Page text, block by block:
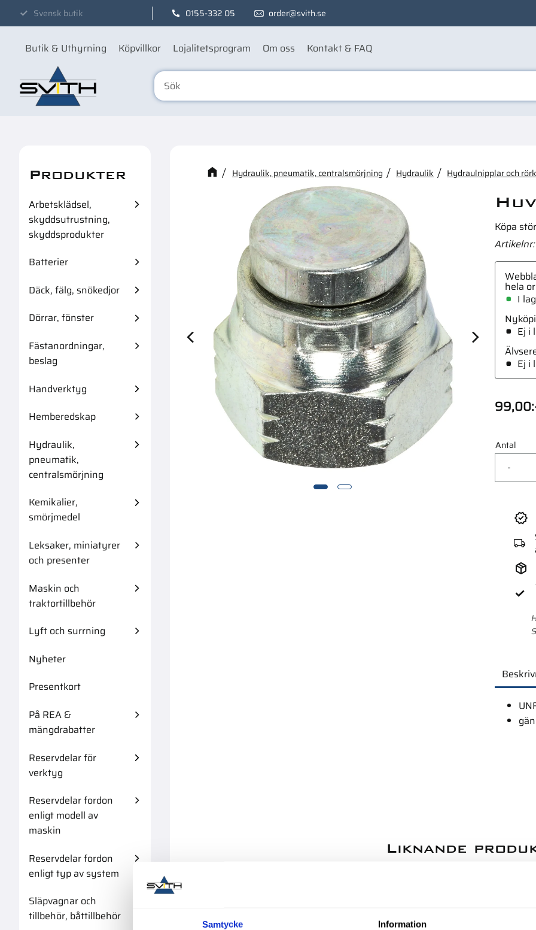
Samtycke Information
Svensk butik 0155-332 05 order@svith.se
Butik & Uthyrning Köpvillkor Lojalitetsprogram Om oss Kontakt & FAQ
Kanske någon av dessa produkter
Adapter Bsp 3/4-3/8 Utv
Hydraulik, pneumatik, centralsmörjning Hydraulik Hydraulnipplar och
Köpa
Artikelnr
99,00
Antal
-
hela
I
Ej i
Ej i
Liknande
Produkter
Arbetsklädsel,
skyddsutrustning,
skyddsprodukter
Batterier
Däck, fälg, snökedjor
Dörrar, fönster
Fästanordningar,
beslag
Handverktyg
Hemberedskap
Hydraulik,
pneumatik,
centralsmörjning
Kemikalier,
smörjmedel
Leksaker, miniatyrer
och presenter
Maskin och
traktortillbehör
Lyft och surrning
Nyheter
Presentkort
På REA &
mängdrabatter
Reservdelar för
verktyg
Reservdelar fordon
enligt modell av
maskin
Reservdelar fordon
enligt typ av system
Släpvagnar och
tillbehör, båttillbehör